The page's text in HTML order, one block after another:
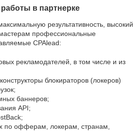
в партнерке
результативность, высокий
профессиональные
CPAlead:
рекламодателей, в том числе и из
блокираторов (локеров)
баннеров;
API;
по офферам, локерам, странам,